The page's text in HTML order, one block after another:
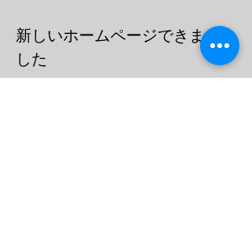
​新しいホームページできま
した